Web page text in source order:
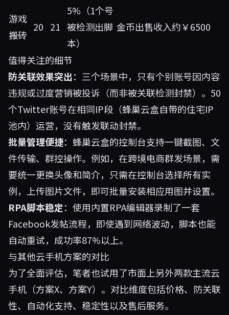
游戏
搬砖
20 21
5%（1个号
被检测出脚
本）
金币出售收入约￥6500
值得关注的细节
防关联效果突出：三个场景中，只有个别账号因内容
违规或过度营销被投诉（而非被关联检测封禁）。50
个Twitter账号在相同IP段（蜂巢云盒自带的住宅IP
池内）运营，没有触发联动封禁。
批量管理便捷：蜂巢云盒的控制台支持一键截图、文
件传输、群控操作。例如，在跨境电商群发场景，需
要统一更换头像和简介，只需在控制台选择所有实
例，上传图片文件，即可批量安装相应用图并设置。
RPA脚本稳定：使用内置RPA编辑器录制了一套
Facebook发帖流程，即使遇到网络波动，脚本也能
自动重试，成功率87%以上。
与其他云手机方案的对比
为了全面评估，笔者也试用了市面上另外两款主流云
手机（方案X、方案Y）。对比维度包括价格、防关联
性、自动化支持、稳定性以及售后服务。